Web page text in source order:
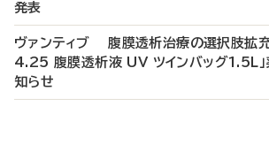
発表
ヴァンティブ 腹膜透析治療の選択肢拡
4.25 腹膜透析液 UV ツインバッグ1.5L
知らせ